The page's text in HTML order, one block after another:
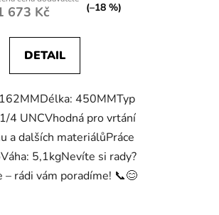
673 Kč (–18 %)
DETAIL
450MMTyp
4 UNCVhodná pro vrtání
a dalších materiálůPráce
5,1kgNevíte si rady?
– rádi vám poradíme! 📞😊